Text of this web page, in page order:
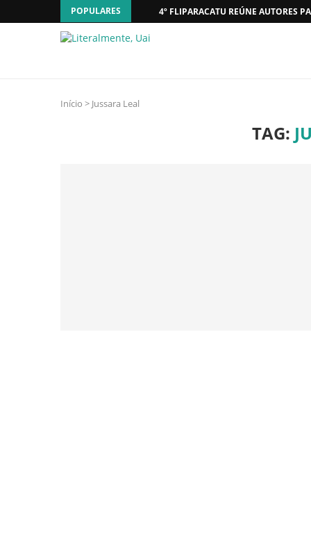
POPULARES 4º FLIPARACATU REÚNE AUTORES
Início > Jussara Leal
TAG: